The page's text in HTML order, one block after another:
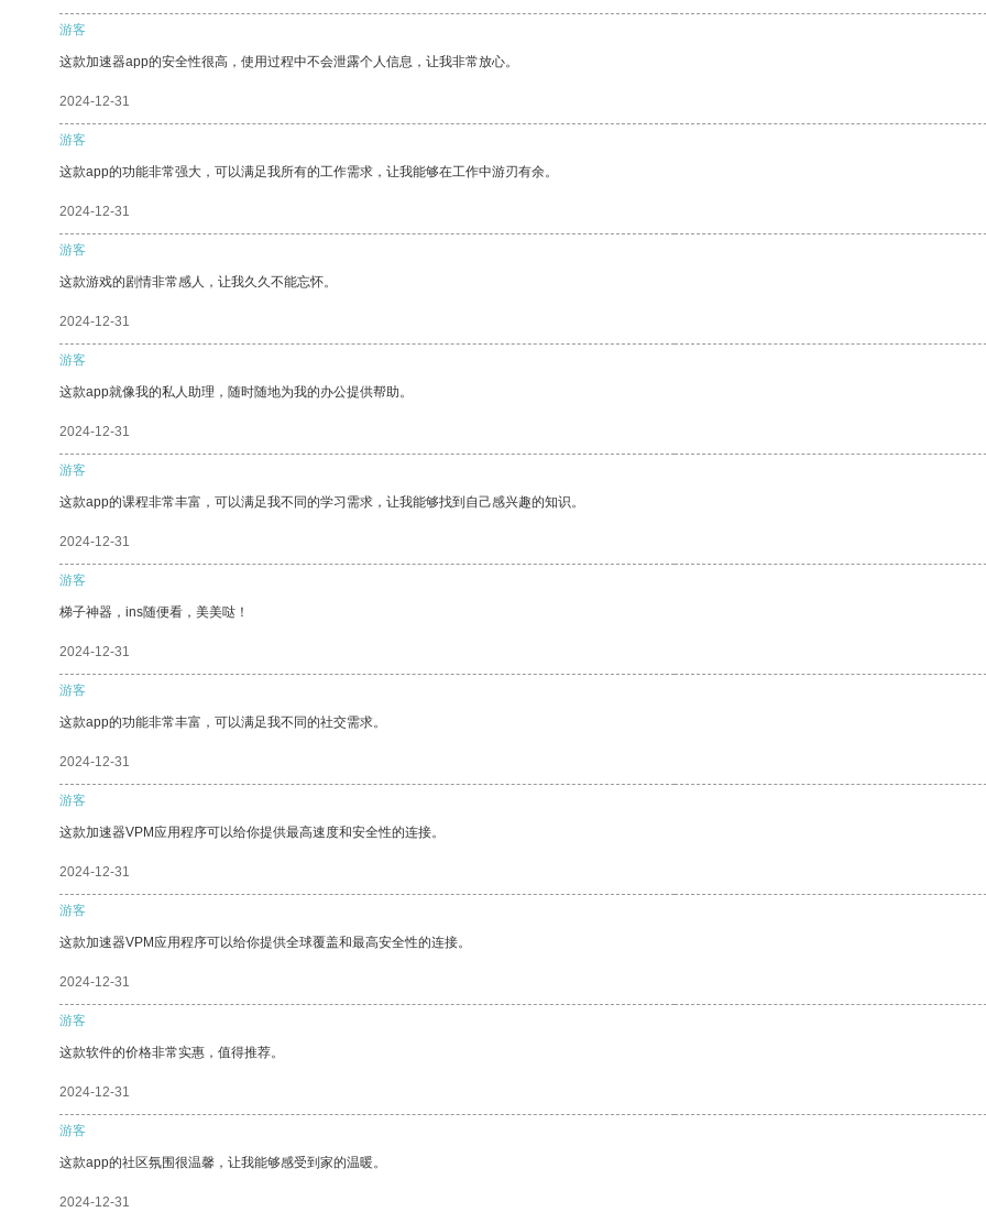
游客
这款加速器app的安全性很高，使用过程中不会泄露个人信息，让我非常放心。
2024-12-31
游客
这款app的功能非常强大，可以满足我所有的工作需求，让我能够在工作中游刃有余。
2024-12-31
游客
这款游戏的剧情非常感人，让我久久不能忘怀。
2024-12-31
游客
这款app就像我的私人助理，随时随地为我的办公提供帮助。
2024-12-31
游客
这款app的课程非常丰富，可以满足我不同的学习需求，让我能够找到自己感兴趣的知识。
2024-12-31
游客
梯子神器，ins随便看，美美哒！
2024-12-31
游客
这款app的功能非常丰富，可以满足我不同的社交需求。
2024-12-31
游客
这款加速器VPM应用程序可以给你提供最高速度和安全性的连接。
2024-12-31
游客
这款加速器VPM应用程序可以给你提供全球覆盖和最高安全性的连接。
2024-12-31
游客
这款软件的价格非常实惠，值得推荐。
2024-12-31
游客
这款app的社区氛围很温馨，让我能够感受到家的温暖。
2024-12-31